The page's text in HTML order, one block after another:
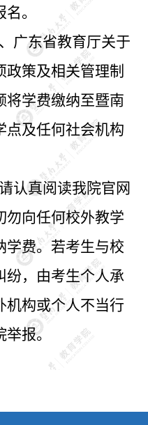
。
广东省教育厅关于
政策及相关管理制
将学费缴纳至暨南
点及任何社会机构
认真阅读我院官网
勿向任何校外教学
学费。 若考生与校
纷，由考生个人承
机构或个人不当行
报。